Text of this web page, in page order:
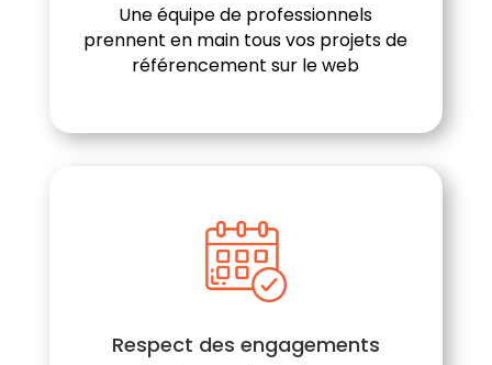
Une équipe de professionnels
prennent en main tous vos projets de
référencement sur le web
Respect des engagements